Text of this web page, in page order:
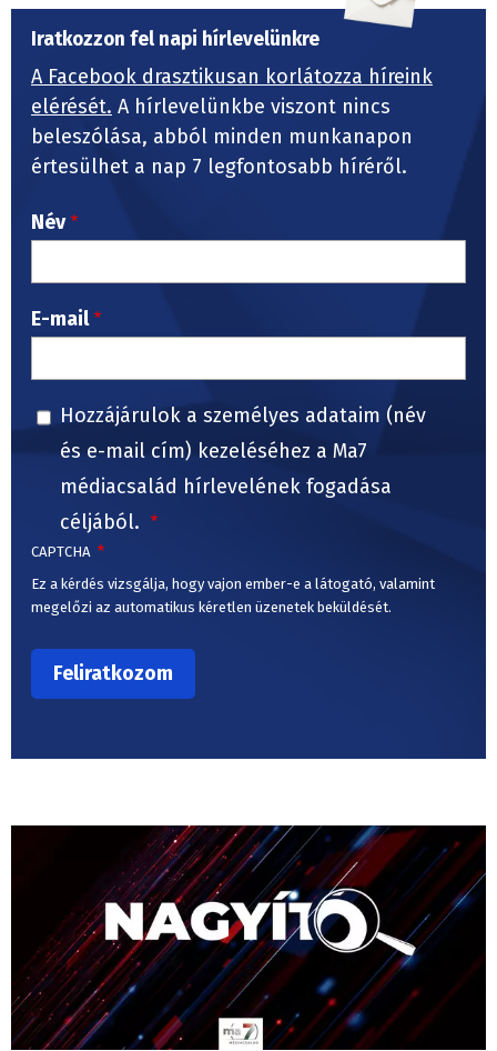
Iratkozzon fel napi hírlevelünkre
A Facebook drasztikusan korlátozza híreink
elérését. A hírlevelünkbe viszont nincs
beleszólása, abból minden munkanapon
értesülhet a nap 7 legfontosabb híréről.
Név
E-mail
Hozzájárulok a személyes adataim (név
és e-mail cím) kezeléséhez a Ma7
médiacsalád hírlevelének fogadása
céljából.
CAPTCHA
Ez a kérdés vizsgálja, hogy vajon ember-e a látogató, valamint
megelőzi az automatikus kéretlen üzenetek beküldését.